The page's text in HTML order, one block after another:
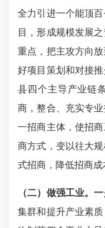
全力引进一个能顶
目，形成规模发展之
重点，把主攻方向
好项目策划和对接
县四个主导产业链
商，整合、充实专
一招商主体，使招
商方式，变以往大
式招商，降低招商成
（二）做强工业。一
集群和提升产业素